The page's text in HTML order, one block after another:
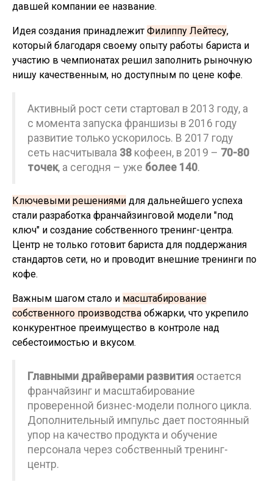
давшей компании ее название.
Идея создания принадлежит Филиппу Лейтесу,
который благодаря своему опыту работы бариста и
участию в чемпионатах решил заполнить рыночную
нишу качественным, но доступным по цене кофе.
Активный рост сети стартовал в 2013 году, а
с момента запуска франшизы в 2016 году
развитие только ускорилось. В 2017 году
сеть насчитывала 38 кофеен, в 2019 – 70-80
точек, а сегодня – уже более 140.
Ключевыми решениями для дальнейшего успеха
стали разработка франчайзинговой модели "под
ключ" и создание собственного тренинг-центра.
Центр не только готовит бариста для поддержания
стандартов сети, но и проводит внешние тренинги по
кофе.
Важным шагом стало и масштабирование
собственного производства обжарки, что укрепило
конкурентное преимущество в контроле над
себестоимостью и вкусом.
Главными драйверами развития остается
франчайзинг и масштабирование
проверенной бизнес-модели полного цикла.
Дополнительный импульс дает постоянный
упор на качество продукта и обучение
персонала через собственный тренинг-
центр.